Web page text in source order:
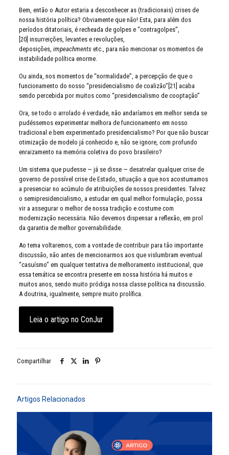
Bem, então o Autor estaria a desconhecer as (tradicionais) crises de
nossa história política? Obviamente que não! Esta, para além dos
períodos ditatoriais, é recheada de golpes e “contragolpes”,
[20] insurreições, levantes e revoluções,
deposições, impeachmentsetc., para não mencionar os momentos de
instabilidade política enorme.
Ou ainda, nos momentos de “normalidade”, a percepção de que o
funcionamento do nosso “presidencialismo de coalizão”[21] acaba
sendo percebida por muitos como “presidencialismo de cooptação”
Ora, se todo o arrolado é verdade, não andaríamos em melhor senda se
pudéssemos experimentar melhora de funcionamento em nosso
tradicional e bem experimentado presidencialismo? Por que não buscar
otimização de modelo já conhecido e, não se ignore, com profundo
enraizamento na memória coletiva do povo brasileiro?
Um sistema que pudesse — já se disse — desatrelar qualquer crise de
governo de possível crise de Estado, situação a que nos acostumamos
a presenciar no acúmulo de atribuições de nossos presidentes. Talvez
o semipresidencialismo, a estudar em qual melhor formulação, possa
vir a assegurar o melhor de nossa tradição e costume com
modernização necessária. Não devemos dispensar a reflexão, em prol
da garantia de melhor governabilidade.
Ao tema voltaremos, com a vontade de contribuir para tão importante
discussão, não antes de mencionarmos aos que vislumbram eventual
“casuísmo” em qualquer tentativa de melhoramento institucional, que
essa temática se encontra presente em nossa história há muitos e
muitos anos, sendo muito pródiga nossa classe política na discussão.
A doutrina, igualmente, sempre muito prolífica.
Leia o artigo no ConJur
Compartilhar
Artigos Relacionados